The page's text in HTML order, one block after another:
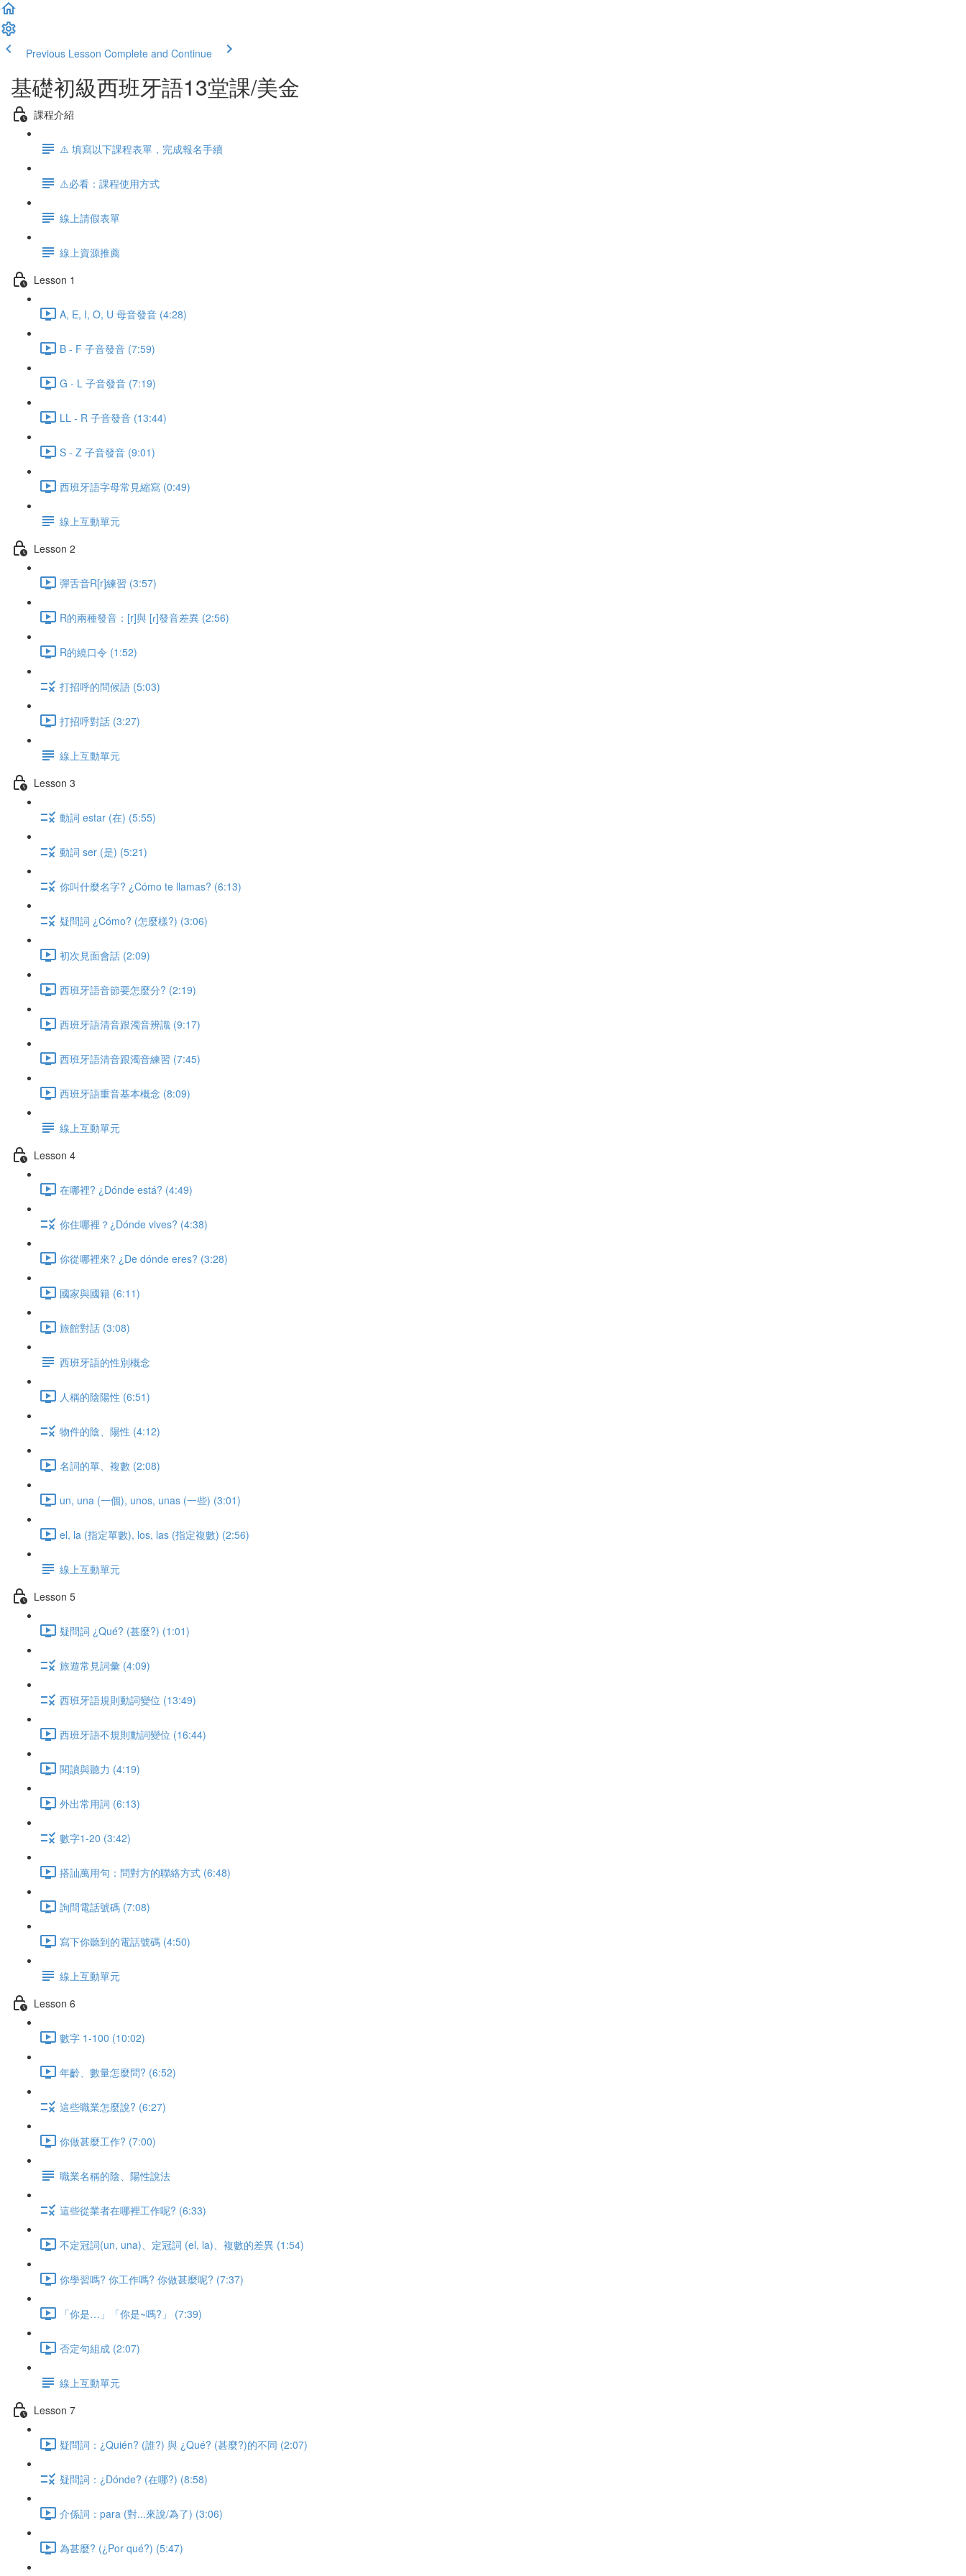
Previous Lesson Complete and Continue
基礎初級西班牙語13堂課/美金
課程介紹
⚠️ 填寫以下課程表單，完成報名手續
⚠️必看：課程使用方式
線上請假表單
線上資源推薦
Lesson 1
A, E, I, O, U 母音發音 (4:28)
B - F 子音發音 (7:59)
G - L 子音發音 (7:19)
LL - R 子音發音 (13:44)
S - Z 子音發音 (9:01)
西班牙語字母常見縮寫 (0:49)
線上互動單元
Lesson 2
彈舌音R[r]練習 (3:57)
R的兩種發音：[r]與 [ɾ]發音差異 (2:56)
R的繞口令 (1:52)
打招呼的問候語 (5:03)
打招呼對話 (3:27)
線上互動單元
Lesson 3
動詞 estar (在) (5:55)
動詞 ser (是) (5:21)
你叫什麼名字? ¿Cómo te llamas? (6:13)
疑問詞 ¿Cómo? (怎麼樣?) (3:06)
初次見面會話 (2:09)
西班牙語音節要怎麼分? (2:19)
西班牙語清音跟濁音辨識 (9:17)
西班牙語清音跟濁音練習 (7:45)
西班牙語重音基本概念 (8:09)
線上互動單元
Lesson 4
在哪裡? ¿Dónde está? (4:49)
你住哪裡？¿Dónde vives? (4:38)
你從哪裡來? ¿De dónde eres? (3:28)
國家與國籍 (6:11)
旅館對話 (3:08)
西班牙語的性別概念
人稱的陰陽性 (6:51)
物件的陰、陽性 (4:12)
名詞的單、複數 (2:08)
un, una (一個), unos, unas (一些) (3:01)
el, la (指定單數), los, las (指定複數) (2:56)
線上互動單元
Lesson 5
疑問詞 ¿Qué? (甚麼?) (1:01)
旅遊常見詞彙 (4:09)
西班牙語規則動詞變位 (13:49)
西班牙語不規則動詞變位 (16:44)
閱讀與聽力 (4:19)
外出常用詞 (6:13)
數字1-20 (3:42)
搭訕萬用句：問對方的聯絡方式 (6:48)
詢問電話號碼 (7:08)
寫下你聽到的電話號碼 (4:50)
線上互動單元
Lesson 6
數字 1-100 (10:02)
年齡、數量怎麼問? (6:52)
這些職業怎麼說? (6:27)
你做甚麼工作? (7:00)
職業名稱的陰、陽性說法
這些從業者在哪裡工作呢? (6:33)
不定冠詞(un, una)、定冠詞 (el, la)、複數的差異 (1:54)
你學習嗎? 你工作嗎? 你做甚麼呢? (7:37)
「你是…」「你是~嗎?」 (7:39)
否定句組成 (2:07)
線上互動單元
Lesson 7
疑問詞：¿Quién? (誰?) 與 ¿Qué? (甚麼?)的不同 (2:07)
疑問詞：¿Dónde? (在哪?) (8:58)
介係詞：para (對...來說/為了) (3:06)
為甚麼? (¿Por qué?) (5:47)